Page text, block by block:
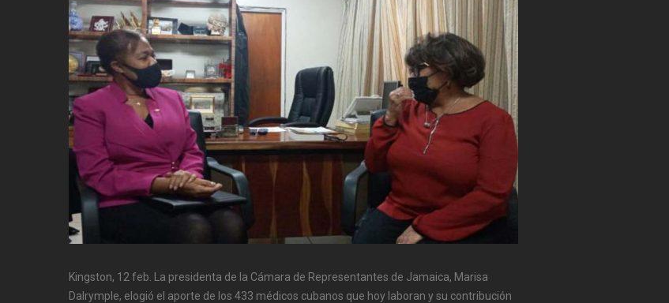
Kingston, 12 feb. La presidenta de la Cámara de Representantes de Jamaica, Marisa
Dalrymple, elogió el aporte de los 433 médicos cubanos que hoy laboran y su contribución